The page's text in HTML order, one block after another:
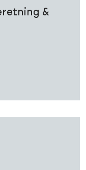
&